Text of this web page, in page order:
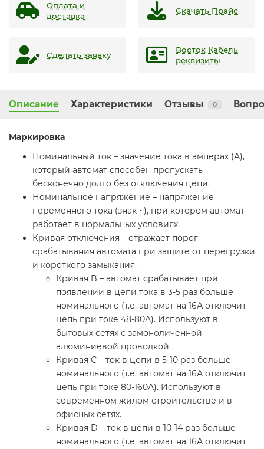
Оплата и
доставка
Скачать Прайс
Сделать заявку
Восток Кабель
реквизиты
Описание Характеристики Отзывы 0
Маркировка
Номинальный ток – значение тока в амперах (А),
который автомат способен пропускать
бесконечно долго без отключения цепи.
Номинальное напряжение – напряжение
переменного тока (знак ~), при котором автомат
работает в нормальных условиях.
Кривая отключения – отражает порог
срабатывания автомата при защите от перегрузки
и короткого замыкания.
Кривая B – автомат срабатывает при
появлении в цепи тока в 3-5 раз больше
номинального (т.е. автомат на 16А отключит
цепь при токе 48-80А). Используют в
бытовых сетях с замоноличенной
алюминиевой проводкой.
Кривая С – ток в цепи в 5-10 раз больше
номинального (т.е. автомат на 16А отключит
цепь при токе 80-160А). Используют в
современном жилом строительстве и в
офисных сетях.
Кривая D – ток в цепи в 10-14 раз больше
номинального (т.е. автомат на 16А отключит